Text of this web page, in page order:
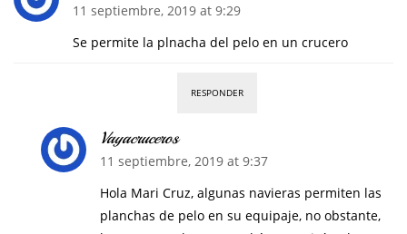
11 septiembre, 2019 at 9:29
Se permite la plnacha del pelo en un crucero
RESPONDER
Vayacruceros
11 septiembre, 2019 at 9:37
Hola Mari Cruz, algunas navieras permiten las
planchas de pelo en su equipaje, no obstante,